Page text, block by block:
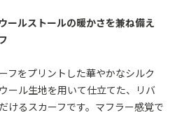
ールストールの暖かさを兼ね備え
フをプリントした華やかなシルク
ール生地を用いて仕立てた、リバ
けるスカーフです。マフラー感覚で